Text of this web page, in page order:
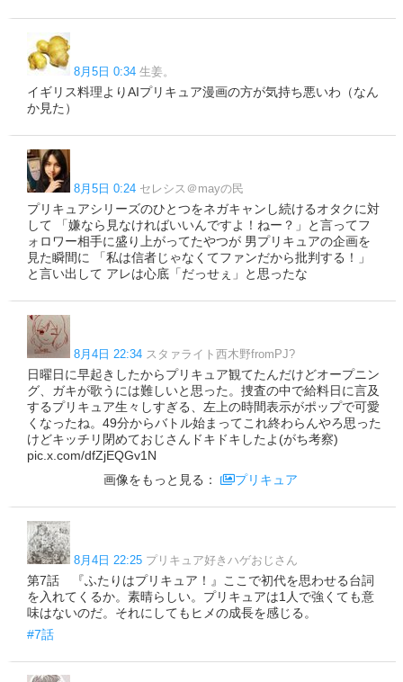
8月5日 0:34 生姜。
イギリス料理よりAIプリキュア漫画の方が気持ち悪いわ（なん
か見た）
8月5日 0:24 セレシス＠mayの民
プリキュアシリーズのひとつをネガキャンし続けるオタクに対
して 「嫌なら見なければいいんですよ！ねー？」と言ってフ
ォロワー相手に盛り上がってたやつが 男プリキュアの企画を
見た瞬間に 「私は信者じゃなくてファンだから批判する！」
と言い出して アレは心底「だっせぇ」と思ったな
8月4日 22:34 スタァライト西木野fromPJ?
日曜日に早起きしたからプリキュア観てたんだけどオープニン
グ、ガキが歌うには難しいと思った。捜査の中で給料日に言及
するプリキュア生々しすぎる、左上の時間表示がポップで可愛
くなったね。49分からバトル始まってこれ終わらんやろ思った
けどキッチリ閉めておじさんドキドキしたよ(がち考察)
pic.x.com/dfZjEQGv1N
画像をもっと見る：
プリキュア
8月4日 22:25 プリキュア好きハゲおじさん
第7話 『ふたりはプリキュア！』ここで初代を思わせる台詞
を入れてくるか。素晴らしい。プリキュアは1人で強くても意
味はないのだ。それにしてもヒメの成長を感じる。
#7話